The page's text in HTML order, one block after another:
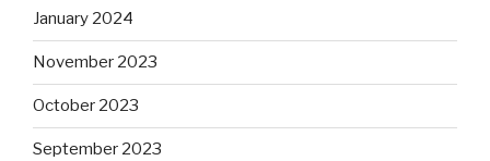
January 2024
November 2023
October 2023
September 2023